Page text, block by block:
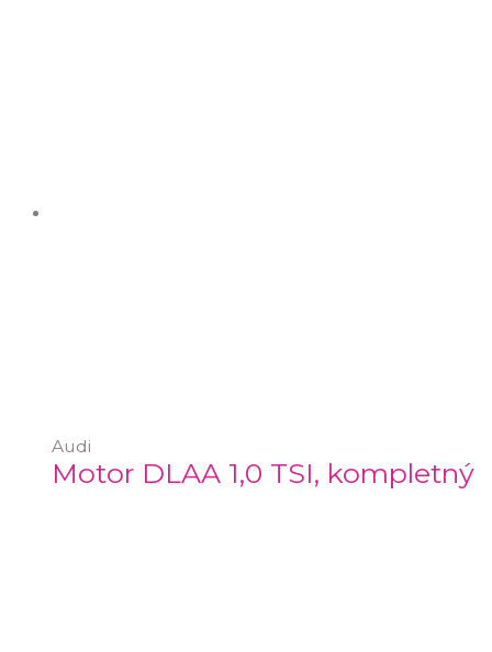
Audi
Motor DLAA 1,0 TSI, kompletný